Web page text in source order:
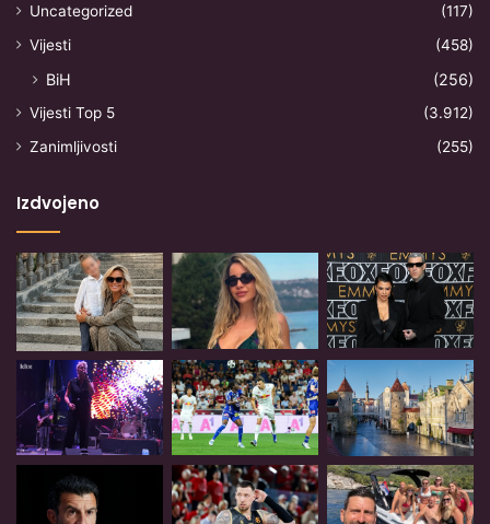
Uncategorized
(117)
Vijesti
(458)
BiH (256)
Vijesti Top 5
(3.912)
Zanimljivosti
(255)
Izdvojeno